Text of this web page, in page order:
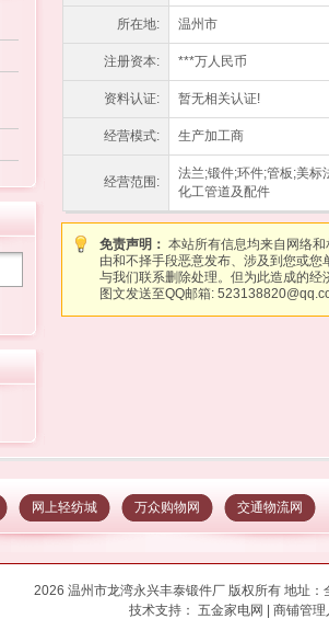
所在地: 温州市
注册资本: ***万人民币
资料认证: 暂无相关认证!
经营模式: 生产加工商
经营范围:
法兰;锻件;环件;管板;美标
化工管道及配件
免责声明： 本站所有信息均来自网络
由和不择手段恶意发布、涉及到您或
与我们联系删除处理。但为此造成的经
图文发送至QQ邮箱:
网上轻纺城 万众购物网 交通物流网
2026 温州市龙湾永兴丰泰锻件厂 版权所有 地址：
技术支持： 五金家电网 商铺管理